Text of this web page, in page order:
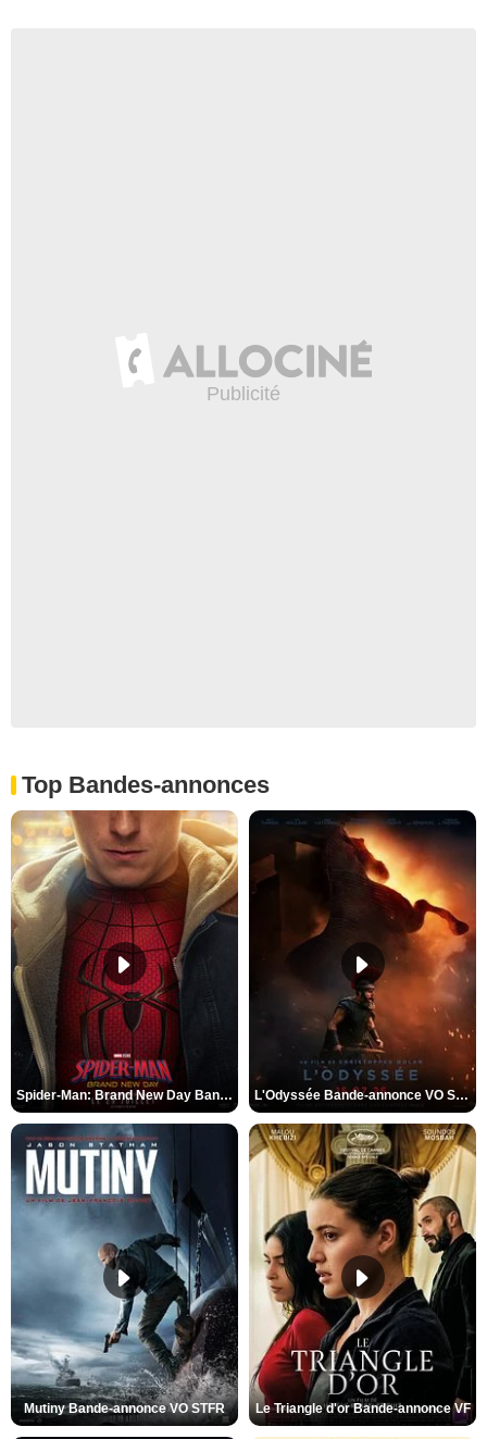
Top Bandes-annonces
Spider-Man: Brand New Day Bande-annonce VO STFR L'Odyssée Bande-annonce VO STFR
Mutiny Bande-annonce VO STFR Le Triangle d'or Bande-annonce VF